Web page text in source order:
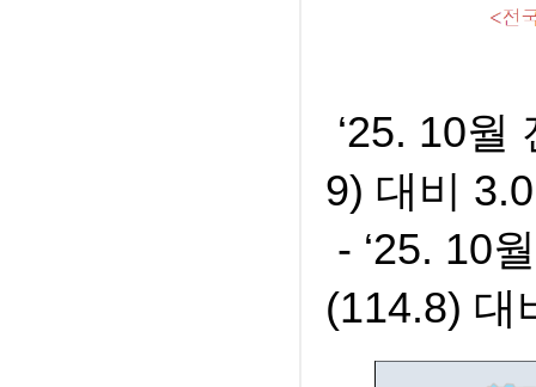
‘25. 10월
9) 대비
- ‘25. 10
(114.8) 대